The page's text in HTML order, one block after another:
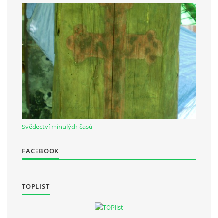
Občanská vzdělávací jednota "Komenský" v Choceradech z.s.
Chocerady 4
257 24 Chocerady
IČ: 498 28 614
Kontaktní osoba:
Mgr. Miroslava Cinkeisová
723 967 851
Svědectví minulých časů
FACEBOOK
TOPLIST